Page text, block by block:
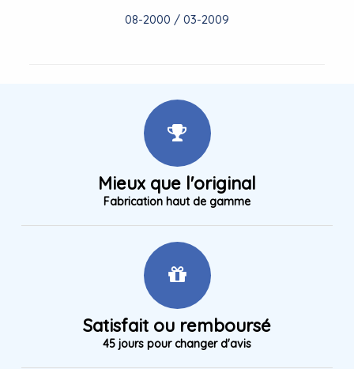
08-2000 / 03-2009
Mieux que l'original
Fabrication haut de gamme
Satisfait ou remboursé
45 jours pour changer d'avis